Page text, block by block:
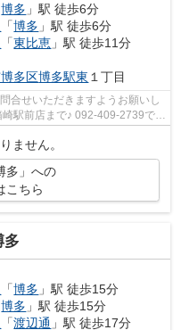
博多 」駅 徒歩6分
「博多 」駅 徒歩6分
「東比恵 」駅 徒歩11分
多区博多駅東 １丁目
合せいただきますようお願いし
駅前店まで♪ 092-409-2739で
ません。
多」への
こちら
多
「博多 」駅 徒歩15分
博多 」駅 徒歩15分
「渡辺通 」駅 徒歩17分